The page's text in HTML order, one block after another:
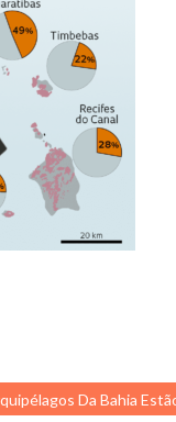
Da Bahia Estão